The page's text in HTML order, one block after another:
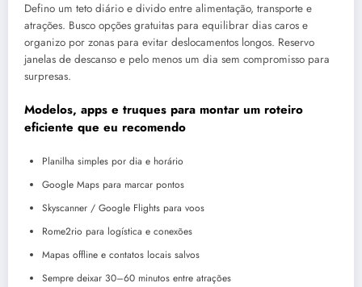
Defino um teto diário e divido entre alimentação, transporte e
atrações. Busco opções gratuitas para equilibrar dias caros e
organizo por zonas para evitar deslocamentos longos. Reservo
janelas de descanso e pelo menos um dia sem compromisso para
surpresas.
Modelos, apps e truques para montar um roteiro
eficiente que eu recomendo
Planilha simples por dia e horário
Google Maps para marcar pontos
Skyscanner / Google Flights para voos
Rome2rio para logística e conexões
Mapas offline e contatos locais salvos
Sempre deixar 30–60 minutos entre atrações